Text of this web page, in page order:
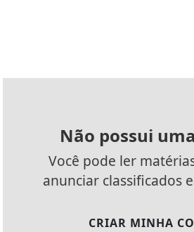
Não possui
Você pode ler
anunciar classificados
CRIAR MINHA